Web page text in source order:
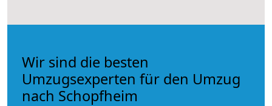
Wir sind die besten
Umzugsexperten für den Umzug
nach Schopfheim